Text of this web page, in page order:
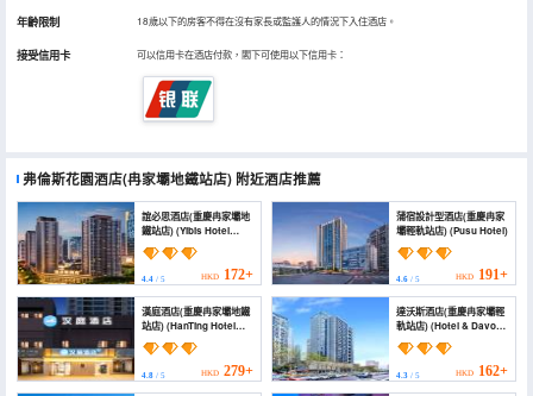
年齡限制 18歲以下的房客不得在沒有家長或監護人的情況下入住酒店。
接受信用卡 可以信用卡在酒店付款，閣下可使用以下信用卡：
弗倫斯花園酒店(冉家壩地鐵站店) 附近酒店推薦
誼必思酒店(重慶冉家壩地
鐵站店) (Yibis Hotel
(Chongqing Ranjiaba
Subway Station))
4.4 / 5 HKD 172+
蒲宿設計型酒店(重慶冉家
壩輕軌站店) (Pusu Hotel)
4.6/ 5 HKD 191+
漢庭酒店(重慶冉家壩地鐵
站店) (HanTing Hotel
(Chongqing Ranjiaba
Subway Station))
4.8 / 5 HKD 279+
達沃斯酒店(重慶冉家壩輕
軌站店) (Hotel & Davos
(Chongqing Ranjiaba
Light Rail Station))
4.3/ 5 HKD 162+